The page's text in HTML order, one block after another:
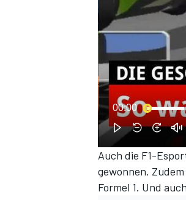
SPORTWAGEN
00:00
Auch die F1-
gewonnen.
Formel 1. Und